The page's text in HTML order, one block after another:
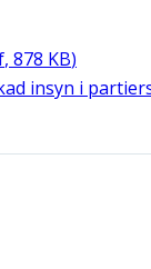
, 878 KB)
insyn i